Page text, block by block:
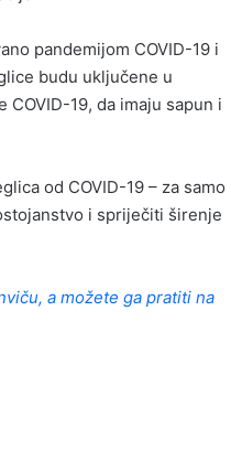
pandemijom COVID-19 i
budu uključene u
19, da imaju sapun i
od COVID-19 – za samo
i spriječiti širenje
a možete ga pratiti na